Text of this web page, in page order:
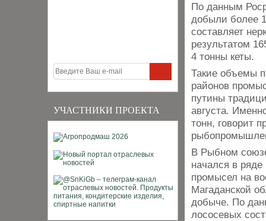
УЧАСТНИКИ ПРОЕКТА
По данным
добыли более
составляет
результатом
4 тонны кеты.
Такие объемы
районов
путины
августа.
тонн, говорит
В Рыбном
начался в
промысел на
Магаданской
добыче. По
лососевых